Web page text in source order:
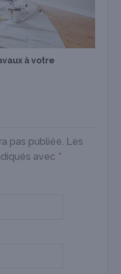
à votre
pas publiée. Les
avec *